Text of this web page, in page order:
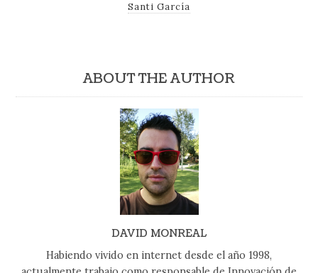
Santi García
ABOUT THE AUTHOR
DAVID MONREAL
Habiendo vivido en internet desde el año 1998,